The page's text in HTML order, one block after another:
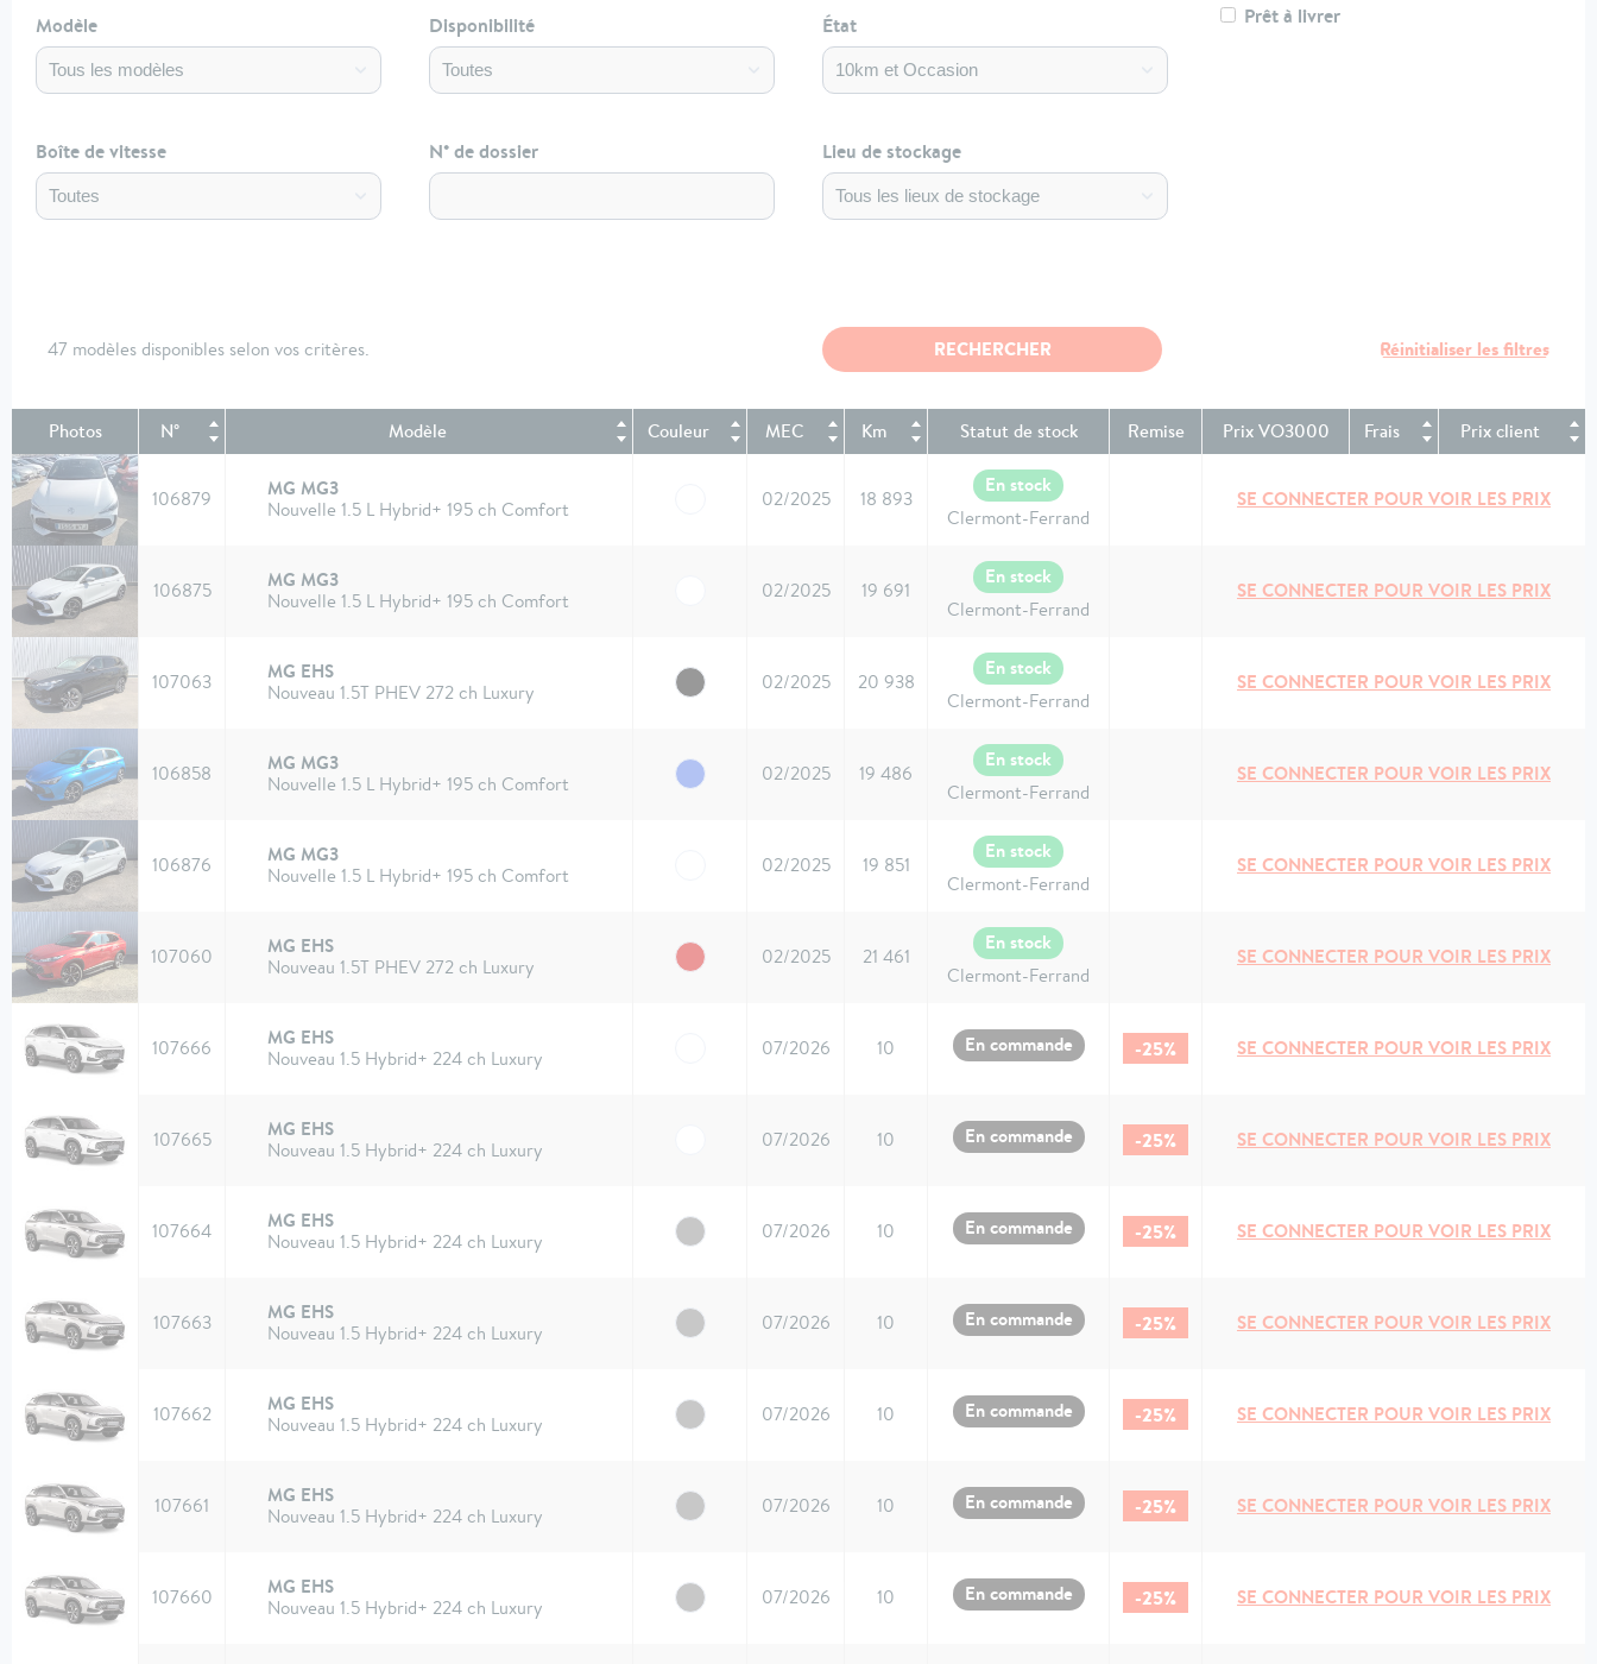
Modèle
Boîte de vitesse
Disponibilité
N° de dossier
État
Lieu de stockage
Prêt à livrer
47 modèles disponibles selon vos critères.
Photos N° Modèle Couleur MEC Km Statut de stock Remise Prix VO3000 Frais Prix client
106879 MG MG3
Nouvelle 1.5 L Hybrid+ 195 ch Comfort 02/2025 18 893
En stock
Clermont-Ferrand
SE CONNECTER POUR VOIR LES PRIX
106875 MG MG3
Nouvelle 1.5 L Hybrid+ 195 ch Comfort 02/2025 19 691
En stock
Clermont-Ferrand
SE CONNECTER POUR VOIR LES PRIX
107063 MG EHS
Nouveau 1.5T PHEV 272 ch Luxury 02/2025 20 938
En stock
Clermont-Ferrand
SE CONNECTER POUR VOIR LES PRIX
106858 MG MG3
Nouvelle 1.5 L Hybrid+ 195 ch Comfort 02/2025 19 486
En stock
Clermont-Ferrand
SE CONNECTER POUR VOIR LES PRIX
106876 MG MG3
Nouvelle 1.5 L Hybrid+ 195 ch Comfort 02/2025 19 851
En stock
Clermont-Ferrand
SE CONNECTER POUR VOIR LES PRIX
107060 MG EHS
Nouveau 1.5T PHEV 272 ch Luxury 02/2025 21 461
En stock
Clermont-Ferrand
SE CONNECTER POUR VOIR LES PRIX
107666 MG EHS
Nouveau 1.5 Hybrid+ 224 ch Luxury 07/2026 10 En commande -25% SE CONNECTER POUR VOIR LES PRIX
107665 MG EHS
Nouveau 1.5 Hybrid+ 224 ch Luxury 07/2026 10 En commande -25% SE CONNECTER POUR VOIR LES PRIX
107664 MG EHS
Nouveau 1.5 Hybrid+ 224 ch Luxury 07/2026 10 En commande -25% SE CONNECTER POUR VOIR LES PRIX
107663 MG EHS
Nouveau 1.5 Hybrid+ 224 ch Luxury 07/2026 10 En commande -25% SE CONNECTER POUR VOIR LES PRIX
107662 MG EHS
Nouveau 1.5 Hybrid+ 224 ch Luxury 07/2026 10 En commande -25% SE CONNECTER POUR VOIR LES PRIX
107661 MG EHS
Nouveau 1.5 Hybrid+ 224 ch Luxury 07/2026 10 En commande -25% SE CONNECTER POUR VOIR LES PRIX
107660 MG EHS
Nouveau 1.5 Hybrid+ 224 ch Luxury 07/2026 10 En commande -25% SE CONNECTER POUR VOIR LES PRIX